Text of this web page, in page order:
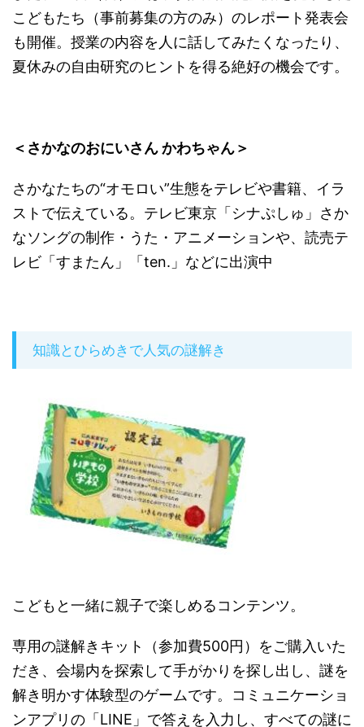
こどもたち（事前募集の方のみ）のレポート発表会
も開催。授業の内容を人に話してみたくなったり、
夏休みの自由研究のヒントを得る絶好の機会です。
＜さかなのおにいさん かわちゃん＞
さかなたちの“オモロい”生態をテレビや書籍、イラ
ストで伝えている。テレビ東京「シナぷしゅ」さか
なソングの制作・うた・アニメーションや、読売テ
レビ「すまたん」「ten.」などに出演中
知識とひらめきで人気の謎解き
こどもと一緒に親子で楽しめるコンテンツ。
専用の謎解きキット（参加費500円）をご購入いた
だき、会場内を探索して手がかりを探し出し、謎を
解き明かす体験型のゲームです。コミュニケーショ
ンアプリの「LINE」で答えを入力し、すべての謎に